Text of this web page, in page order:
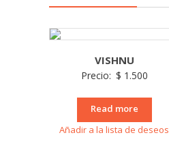
VISHNU
Precio: $ 1.500
Read more
Añadir a la lista de deseos